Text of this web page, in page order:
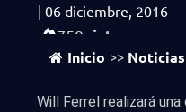
| 06 diciembre, 2016
759 vistas
Inicio >> Noticias
Will Ferrel realizará